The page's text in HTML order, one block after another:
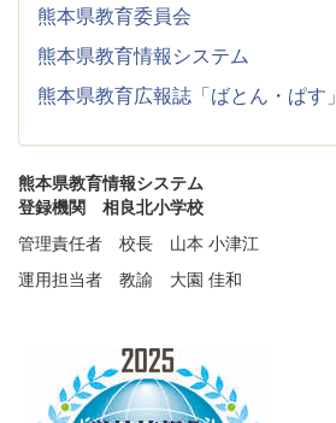
熊本県教育委員会
熊本県教育情報システム
熊本県教育広報誌「ばとん・ぱす」
熊本県教育情報システム
登録機関 相良北小学校
管理責任者 校長 山本 小津江
運用担当者 教諭 大園 佳和